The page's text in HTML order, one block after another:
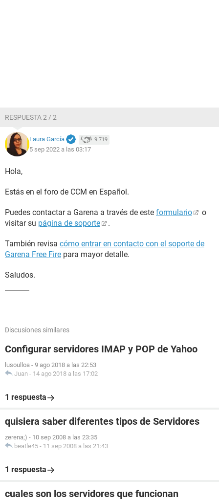
RESPUESTA 2 / 2
Laura García 9.719
5 sep 2022 a las 03:17
Hola,
Estás en el foro de CCM en Español.
Puedes contactar a Garena a través de este formulario
o
visitar su página de soporte .
También revisa cómo entrar en contacto con el soporte de
Garena Free Fire para mayor detalle.
Saludos.
Discusiones similares
Configurar servidores IMAP y POP de Yahoo
lusoulloa - 9 ago 2018 a las 22:53
Juan - 14 ago 2018 a las 17:02
1 respuesta
quisiera saber diferentes tipos de Servidores
zerena;) - 10 sep 2008 a las 23:35
beatle45 - 11 sep 2008 a las 21:43
1 respuesta
cuales son los servidores que funcionan